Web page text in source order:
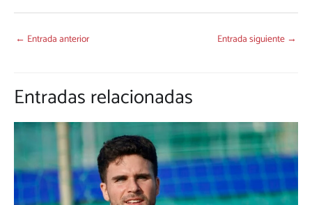
← Entrada anterior Entrada siguiente →
Entradas relacionadas